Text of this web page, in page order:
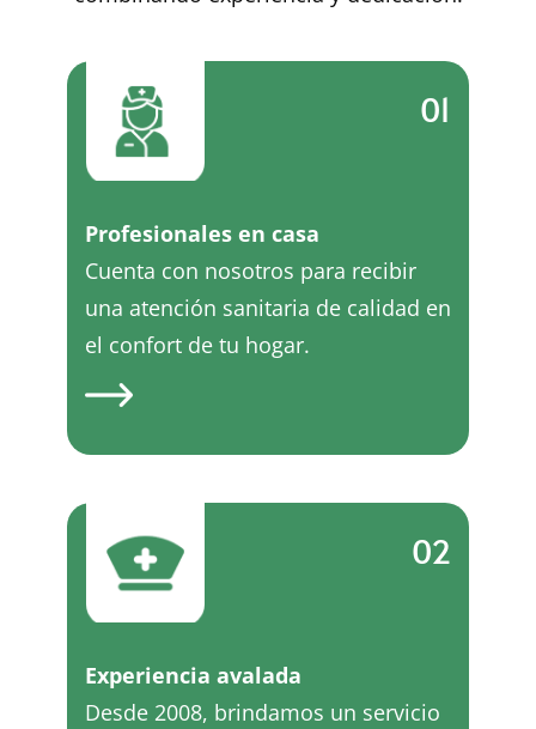
01
Profesionales en casa
Cuenta con nosotros para recibir
una atención sanitaria de calidad en
el confort de tu hogar.
02
Experiencia avalada
Desde 2008, brindamos un servicio